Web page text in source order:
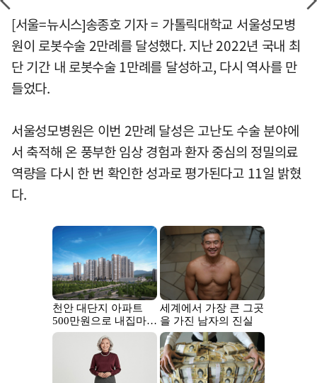
[서울=뉴시스]송종호 기자 = 가톨릭대학교 서울성모병
원이 로봇수술 2만례를 달성했다. 지난 2022년 국내 최
단 기간 내 로봇수술 1만례를 달성하고, 다시 역사를 만
들었다.
서울성모병원은 이번 2만례 달성은 고난도 수술 분야에
서 축적해 온 풍부한 임상 경험과 환자 중심의 정밀의료
역량을 다시 한 번 확인한 성과로 평가된다고 11일 밝혔
다.